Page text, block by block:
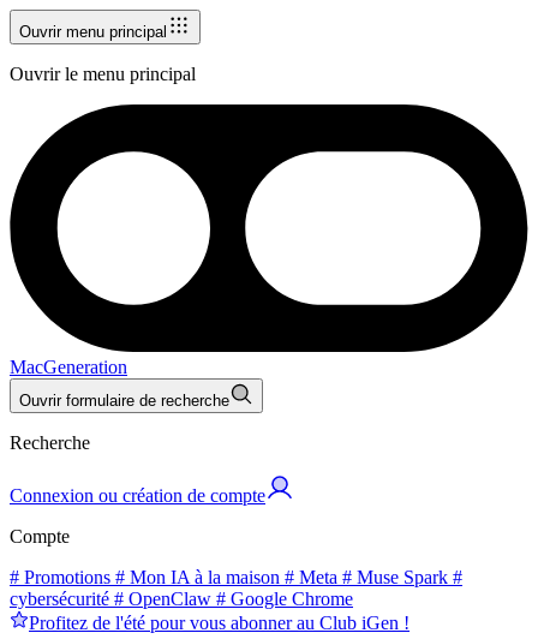
Ouvrir menu principal
Ouvrir le menu principal
MacGeneration
Ouvrir formulaire de recherche
Recherche
Connexion ou création de compte
Compte
# Promotions # Mon IA à la maison # Meta # Muse Spark #
cybersécurité # OpenClaw # Google Chrome
Profitez de l'été pour vous abonner au Club iGen !